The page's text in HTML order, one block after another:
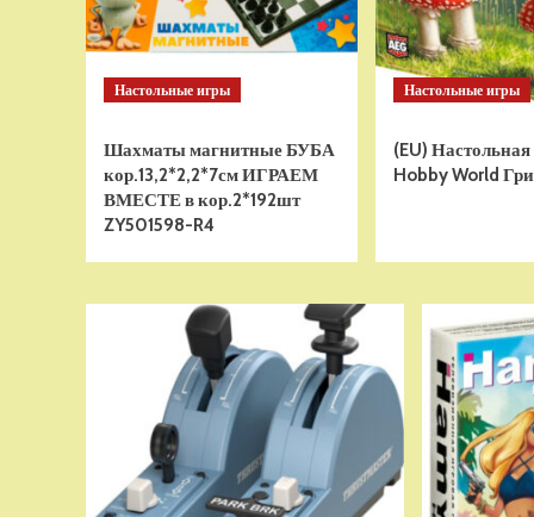
Настольные игры
Шахматы магнитные БУБА
кор.13,2*2,2*7см ИГРАЕМ
ВМЕСТЕ в кор.2*192шт
ZY501598-R4
Настольные игры
(EU) Настольная
Hobby World